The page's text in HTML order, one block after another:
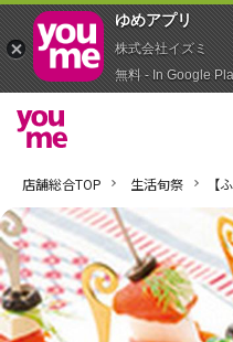
店舗総合TOP 生活旬祭 【
ゆめアプ‪リ‬
株式会社イズミ
無料 - In Google